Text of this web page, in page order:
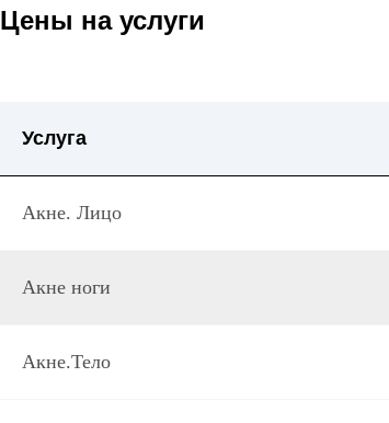
Цены на услуги
Услуга
Акне. Лицо
Акне ноги
Акне.Тело